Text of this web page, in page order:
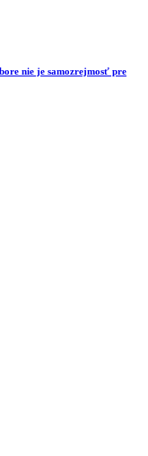
nie je samozrejmosť pre